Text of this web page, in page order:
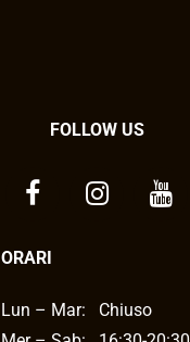
FOLLOW US
ORARI
Lun – Mar:
Chiuso